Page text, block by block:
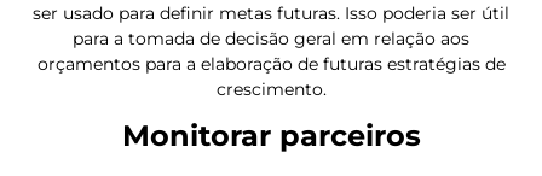
ser usado para definir metas futuras. Isso poderia ser útil
para a tomada de decisão geral em relação aos
orçamentos para a elaboração de futuras estratégias de
crescimento.
Monitorar parceiros